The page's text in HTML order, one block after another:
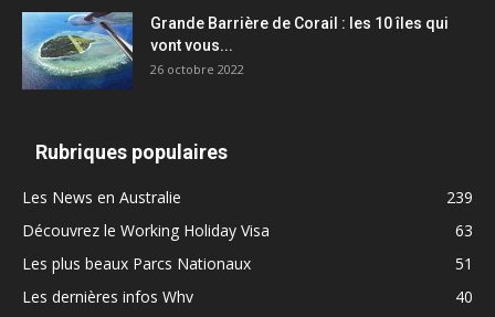
Grande Barrière de Corail : les 10 îles qui
vont vous...
26 octobre 2022
Rubriques populaires
Les News en Australie
239
Découvrez le Working Holiday Visa
63
Les plus beaux Parcs Nationaux
51
Les dernières infos Whv
40